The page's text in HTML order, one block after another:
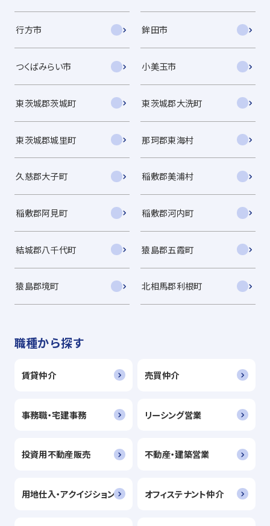
行方市 鉾田市
つくばみらい市 小美玉市
東茨城郡茨城町 東茨城郡大洗町
東茨城郡城里町 那珂郡東海村
久慈郡大子町 稲敷郡美浦村
稲敷郡阿見町 稲敷郡河内町
結城郡八千代町 猿島郡五霞町
猿島郡境町 北相馬郡利根町
職種から探す
賃貸仲介 売買仲介
事務職・宅建事務 リーシング営業
投資用不動産販売 不動産・建築営業
用地仕入・アクイジション オフィステナント仲介